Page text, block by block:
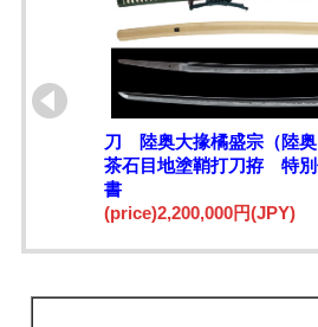
刀 陸奥大掾橘盛宗（陸
茶石目地塗鞘打刀拵 特別
書
(price)2,200,000円(JPY)